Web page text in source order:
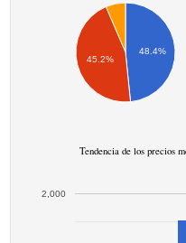
48.4%
45.2%
Tendencia de los precios
2,000